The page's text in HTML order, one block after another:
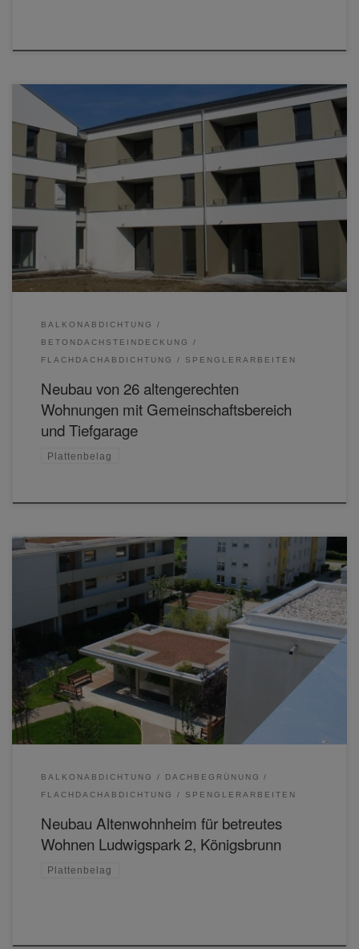
BALKONABDICHTUNG
BETONDACHSTEINDECKUNG
FLACHDACHABDICHTUNG
SPENGLERARBEITEN
Neubau von 26 altengerechten
Wohnungen mit Gemeinschaftsbereich
und Tiefgarage
Plattenbelag
BALKONABDICHTUNG
DACHBEGRÜNUNG
FLACHDACHABDICHTUNG
SPENGLERARBEITEN
Neubau Altenwohnheim für betreutes
Wohnen Ludwigspark 2, Königsbrunn
Plattenbelag